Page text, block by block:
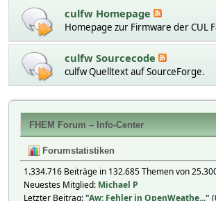
culfw Homepage
Homepage zur Firmware der CUL
culfw Sourcecode
culfw Quelltext auf SourceForge.
FHEM Forum – Info-Center
Forumstatistiken
1.334.716 Beiträge in 132.685 Themen von
Neuestes Mitglied: Michael P
Letzter Beitrag:"Aw: Fehler in OpenWeathe..."